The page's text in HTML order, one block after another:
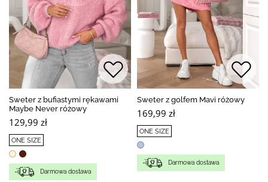
Sweter z bufiastymi rękawami
Maybe Never różowy
129,99 zł
ONE SIZE
Darmowa dostawa
Sweter z golfem Mavi różowy
169,99 zł
ONE SIZE
Darmowa dostawa